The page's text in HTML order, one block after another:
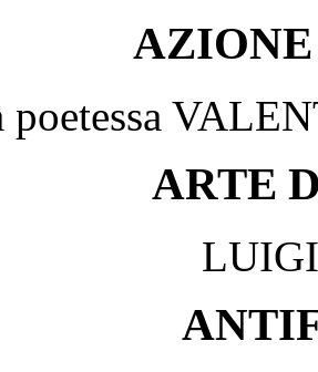
poetessa
ARTE